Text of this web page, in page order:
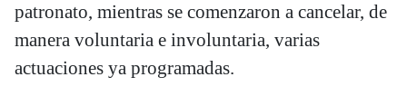
patronato, mientras se comenzaron a cancelar, de
manera voluntaria e involuntaria, varias
actuaciones ya programadas.